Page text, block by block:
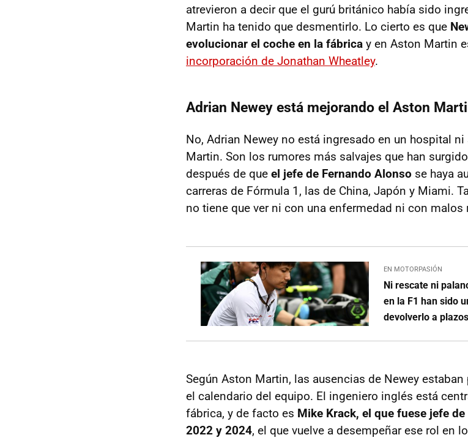
atrevieron a decir que el gurú británico había sido
Martin ha tenido que desmentirlo. Lo cierto es que
evolucionar el coche en la fábrica y en Aston Martin
incorporación de Jonathan Wheatley.
Adrian Newey está mejorando el Aston
No, Adrian Newey no está ingresado en un hospital
Martin. Son los rumores más salvajes que han
después de que el jefe de Fernando Alonso se haya
carreras de Fórmula 1, las de China, Japón y Miami.
no tiene que ver ni con una enfermedad ni con malos
EN MOTORPASIÓN
Ni rescate ni
en la F1 han sido
devolverlo a
Según Aston Martin, las ausencias de Newey
el calendario del equipo. El ingeniero inglés está
fábrica, y de facto es Mike Krack, el que fuese jefe
2022 y 2024, el que vuelve a desempeñar ese rol en